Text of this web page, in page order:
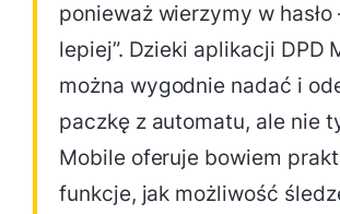
ponieważ wierzymy w hasło
lepiej”. Dzieki aplikacji DPD
można wygodnie nadać i
paczkę z automatu, ale nie
Mobile oferuje bowiem
funkcje, jak możliwość